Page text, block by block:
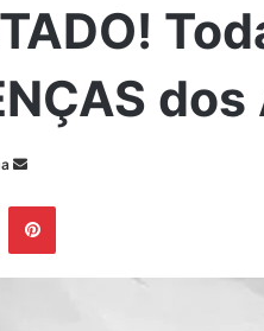
Mande
e-
Pinterest